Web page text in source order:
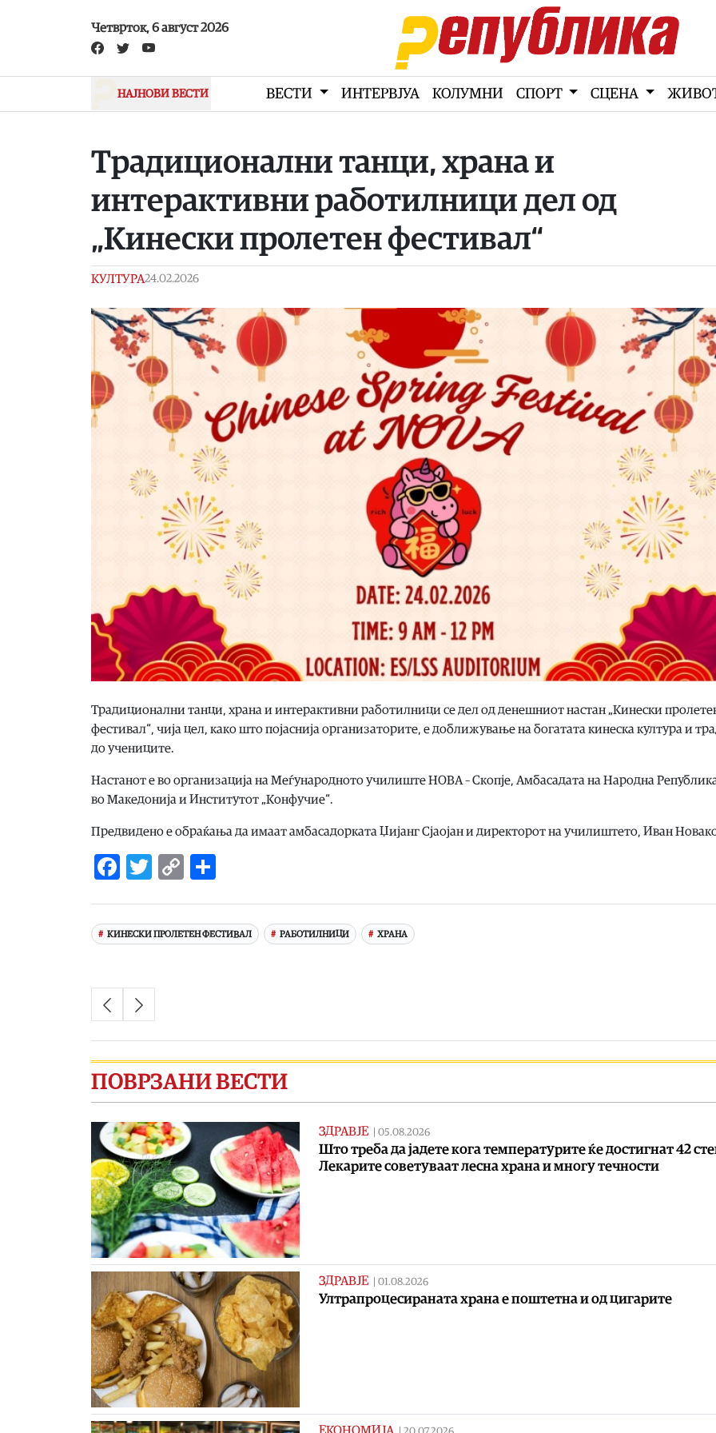
Четврток, 6 август 2026
НАЈНОВИ ВЕСТИ ВЕСТИ ИНТЕРВЈУА КОЛУМНИ СПОРТ СЦЕНА
Традиционални танци, храна и
интерактивни работилници дел од
„Кинески пролетен фестивал“
КУЛТУРА24.02.2026
Традиционални танци, храна и интерактивни работилници се дел од денешниот настан „Кинески
фестивал“, чија цел, како што појаснија организаторите, е доближување на богатата кинеска култура и
до учениците.
Настанот е во организација на Меѓународното училиште НОВА – Скопје, Амбасадата на Народна
во Македонија и Институтот „Конфучие“.
Предвидено е обраќања да имаат амбасадорката Џијанг Сјаојан и директорот на училиштето, Иван
Facebook
Twitter
Copy
КИНЕСКИ ПРОЛЕТЕН ФЕСТИВАЛ РАБОТИЛНИЦИ ХРАНА
ПОВРЗАНИ ВЕСТИ
ЗДРАВЈЕ 05.08.2026
Што треба да јадете кога температурите ќе достигнат 42
Лекарите советуваат лесна храна и многу течности
ЗДРАВЈЕ 01.08.2026
Ултрапроцесираната храна е поштетна и од цигарите